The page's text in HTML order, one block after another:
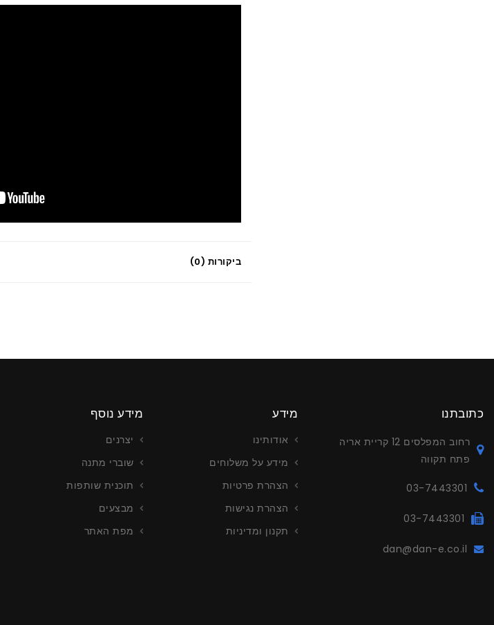
ביקורות (0)
כתובתנו
רחוב המפלסים 12 קריית אריה
פתח תקווה
03-7443301
03-7443301
dan@dan-e.co.il
מידע
אודותינו
מידע על משלוחים
הצהרת פרטיות
הצהרת נגישות
תקנון ומדיניות
מידע נוסף
יצרנים
שוברי מתנה
תוכנית שותפות
מבצעים
מפת האתר